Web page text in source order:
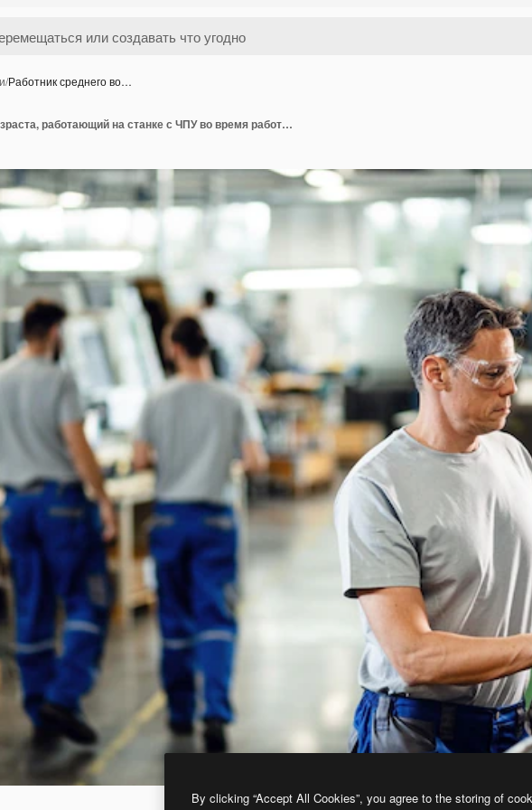
/Работник среднего во…
Работник среднего возраста, работающий на станке с ЧПУ во время работы на промышленном объекте
By clicking “Accept All Cookies”, you agree to the storing of